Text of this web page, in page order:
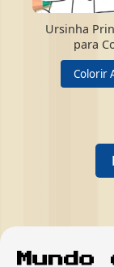
Ursinha
para
Colorir